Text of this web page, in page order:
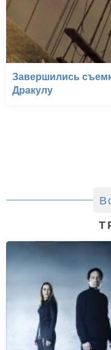
Завершились
Дракулу